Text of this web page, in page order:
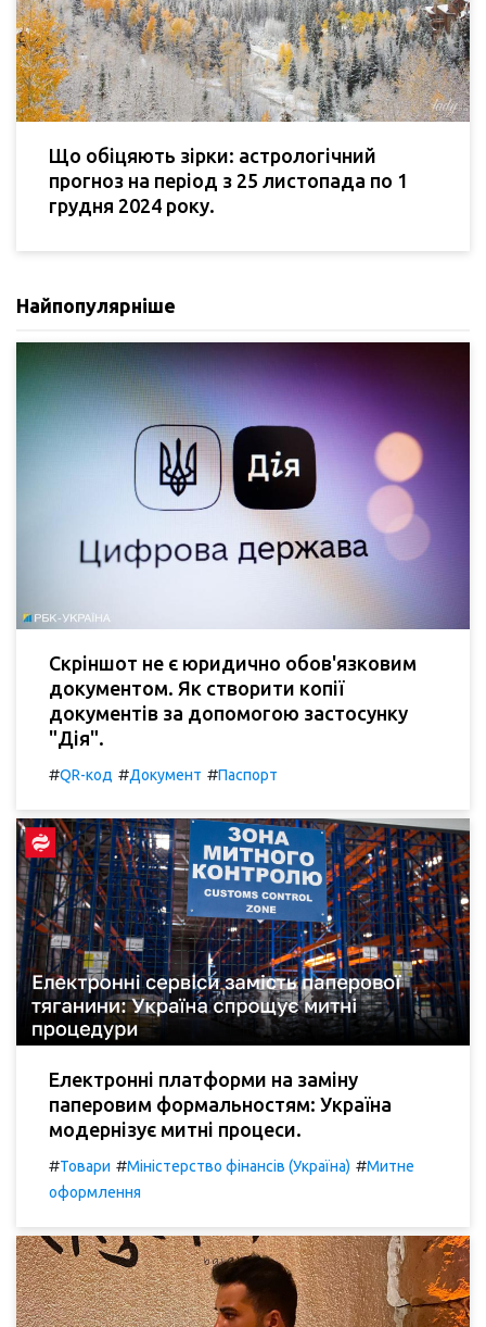
Що обіцяють зірки: астрологічний
прогноз на період з 25 листопада по 1
грудня 2024 року.
Найпопулярніше
Скріншот не є юридично обов'язковим
документом. Як створити копії
документів за допомогою застосунку
"Дія".
#QR-код #Документ #Паспорт
Електронні платформи на заміну
паперовим формальностям: Україна
модернізує митні процеси.
#Товари #Міністерство фінансів (Україна) #Митне
оформлення